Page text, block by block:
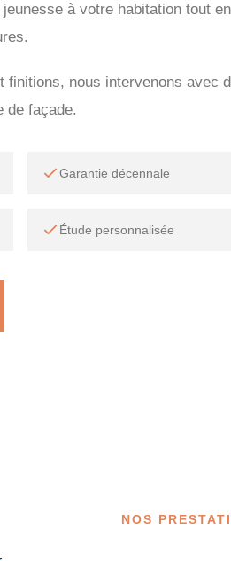
à votre habitation tout
finitions, nous intervenons avec
de façade.
Garantie décennale
Étude personnalisée
NOS